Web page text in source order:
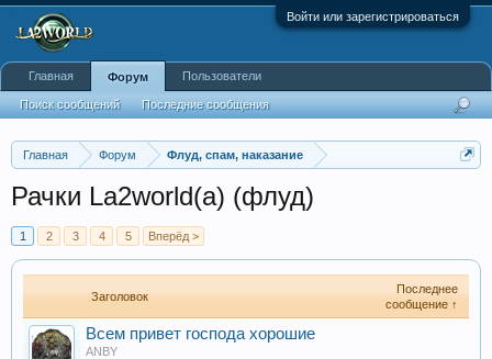
Войти или зарегистрироваться
Главная Форум Флуд, спам, наказание
Рачки La2world(a) (флуд)
1 2 3 4 5 Вперёд >
Заголовок
Последнее
сообщение ↑
Всем привет господа хорошие
ANBY
Главная Форум
Поиск сообщений Последние сообщения
Пользователи